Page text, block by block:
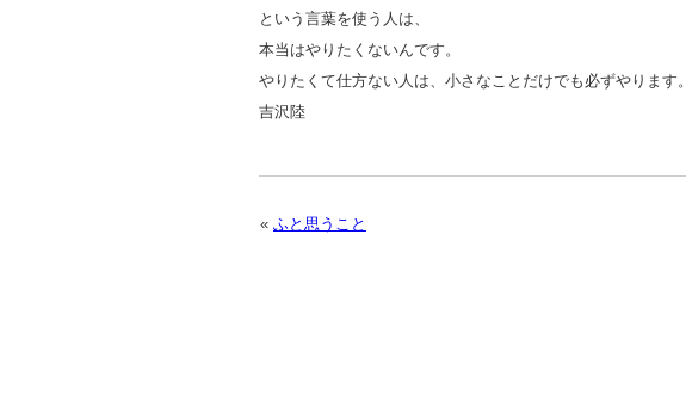
という言葉を使う人は、
本当はやりたくないんです。
やりたくて仕方ない人は、小さなことだけでも必ずやります。
吉沢陸
« ふと思うこと